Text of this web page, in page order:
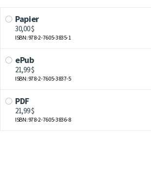
Papier
30,00 $
ISBN: 978-2-7605-3835-1
ePub
21,99 $
ISBN: 978-2-7605-3837-5
PDF
21,99 $
ISBN: 978-2-7605-3836-8